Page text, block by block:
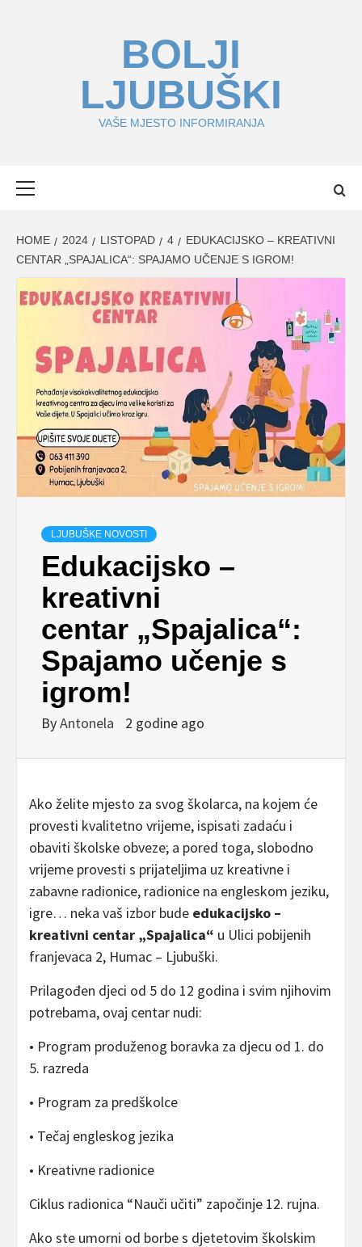
BOLJI
LJUBUŠKI
VAŠE MJESTO INFORMIRANJA
HOME 2024 LISTOPAD 4
EDUKACIJSKO – KREATIVNI
CENTAR „SPAJALICA“: SPAJAMO UČENJE S IGROM!
LJUBUŠKE NOVOSTI
Edukacijsko –
kreativni
centar „Spajalica“:
Spajamo učenje s
igrom!
ByAntonela 2 godine ago
Ako želite mjesto za svog školarca, na kojem će
provesti kvalitetno vrijeme, ispisati zadaću i
obaviti školske obveze; a pored toga, slobodno
vrijeme provesti s prijateljima uz kreativne i
zabavne radionice, radionice na engleskom jeziku,
igre… neka vaš izbor bude edukacijsko –
kreativni centar „Spajalica“ u Ulici pobijenih
franjevaca 2, Humac – Ljubuški.
Prilagođen djeci od 5 do 12 godina i svim njihovim
potrebama, ovaj centar nudi:
• Program produženog boravka za djecu od 1. do
5. razreda
• Program za predškolce
• Tečaj engleskog jezika
• Kreativne radionice
Ciklus radionica “Nauči učiti” započinje 12. rujna.
Ako ste umorni od borbe s djetetovim školskim